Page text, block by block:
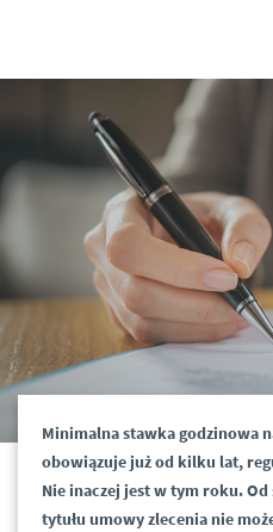
Minimalna stawka godzinowa
obowiązuje już od kilku lat,
Nie inaczej jest w tym roku.
tytułu umowy zlecenia nie